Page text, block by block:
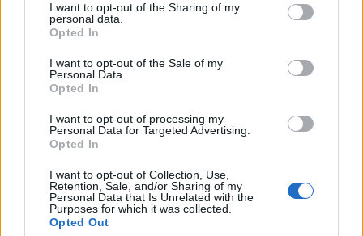
I want to opt-out of the Sharing of my
personal data.
Opted In
I want to opt-out of the Sale of my
Personal Data.
Opted In
I want to opt-out of processing my
Personal Data for Targeted Advertising.
Opted In
I want to opt-out of Collection, Use,
Retention, Sale, and/or Sharing of my
Personal Data that Is Unrelated with the
Purposes for which it was collected.
Opted Out
ΑΥΤΟΚΙΝΗΤΟ
Ποια αυτοκίνητα βγάζουν
τις λιγότερες βλάβες -Τα
πιο αξιόπιστα της αγοράς